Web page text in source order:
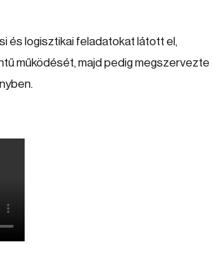
és logisztikai feladatokat látott el,
működését, majd pedig megszervezte